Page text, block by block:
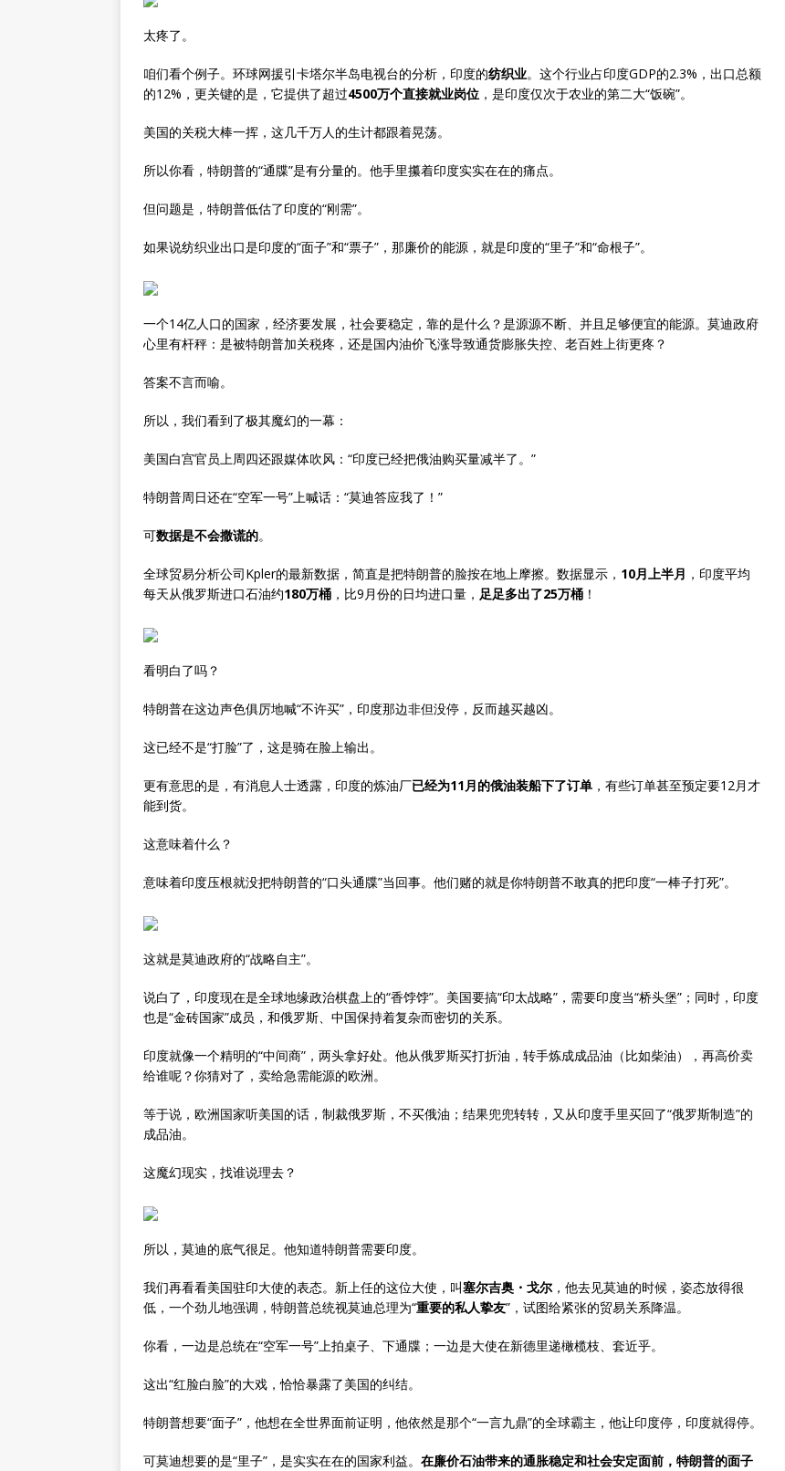
太疼了。
咱们看个例子。环球网援引卡塔尔半岛电视台的分析，印度的纺织业。这个行业占印度GDP的2.3%，出口总额
的12%，更关键的是，它提供了超过4500万个直接就业岗位 ，是印度仅次于农业的第二大“饭碗”。
美国的关税大棒一挥，这几千万人的生计都跟着晃荡。
所以你看，特朗普的“通牒”是有分量的。他手里攥着印度实实在在的痛点。
但问题是，特朗普低估了印度的“刚需”。
如果说纺织业出口是印度的“面子”和“票子”，那廉价的能源，就是印度的“里子”和“命根子”。
一个14亿人口的国家，经济要发展，社会要稳定，靠的是什么？是源源不断、并且足够便宜的能源。莫迪政府
心里有杆秤：是被特朗普加关税疼，还是国内油价飞涨导致通货膨胀失控、老百姓上街更疼？
答案不言而喻。
所以，我们看到了极其魔幻的一幕：
美国白宫官员上周四还跟媒体吹风：“印度已经把俄油购买量减半了。”
特朗普周日还在“空军一号”上喊话：“莫迪答应我了！”
可数据是不会撒谎的。
全球贸易分析公司Kpler的最新数据，简直是把特朗普的脸按在地上摩擦。数据显示， 10月上半月 ，印度平均
每天从俄罗斯进口石油约180万桶 ，比9月份的日均进口量， 足足多出了25万桶 ！
看明白了吗？
特朗普在这边声色俱厉地喊“不许买”，印度那边非但没停，反而越买越凶。
这已经不是“打脸”了，这是骑在脸上输出。
更有意思的是，有消息人士透露，印度的炼油厂已经为11月的俄油装船下了订单 ，有些订单甚至预定要12月才
能到货。
这意味着什么？
意味着印度压根就没把特朗普的“口头通牒”当回事。他们赌的就是你特朗普不敢真的把印度“一棒子打死”。
这就是莫迪政府的“战略自主”。
说白了，印度现在是全球地缘政治棋盘上的“香饽饽”。美国要搞“印太战略”，需要印度当“桥头堡”；同时，印度
也是“金砖国家”成员，和俄罗斯、中国保持着复杂而密切的关系。
印度就像一个精明的“中间商”，两头拿好处。他从俄罗斯买打折油，转手炼成成品油（比如柴油），再高价卖
给谁呢？你猜对了，卖给急需能源的欧洲。
等于说，欧洲国家听美国的话，制裁俄罗斯，不买俄油；结果兜兜转转，又从印度手里买回了“俄罗斯制造”的
成品油。
这魔幻现实，找谁说理去？
所以，莫迪的底气很足。他知道特朗普需要印度。
我们再看看美国驻印大使的表态。新上任的这位大使，叫塞尔吉奥・戈尔，他去见莫迪的时候，姿态放得很
低，一个劲儿地强调，特朗普总统视莫迪总理为“重要的私人挚友”，试图给紧张的贸易关系降温。
你看，一边是总统在“空军一号”上拍桌子、下通牒；一边是大使在新德里递橄榄枝、套近乎。
这出“红脸白脸”的大戏，恰恰暴露了美国的纠结。
特朗普想要“面子”，他想在全世界面前证明，他依然是那个“一言九鼎”的全球霸主，他让印度停，印度就得停。
可莫迪想要的是“里子”，是实实在在的国家利益。 在廉价石油带来的通胀稳定和社会安定面前，特朗普的面子